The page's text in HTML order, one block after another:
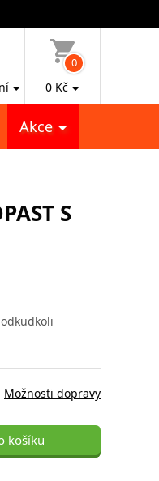
0
0 Kč
Akce
S
Možnosti dopravy
košíku